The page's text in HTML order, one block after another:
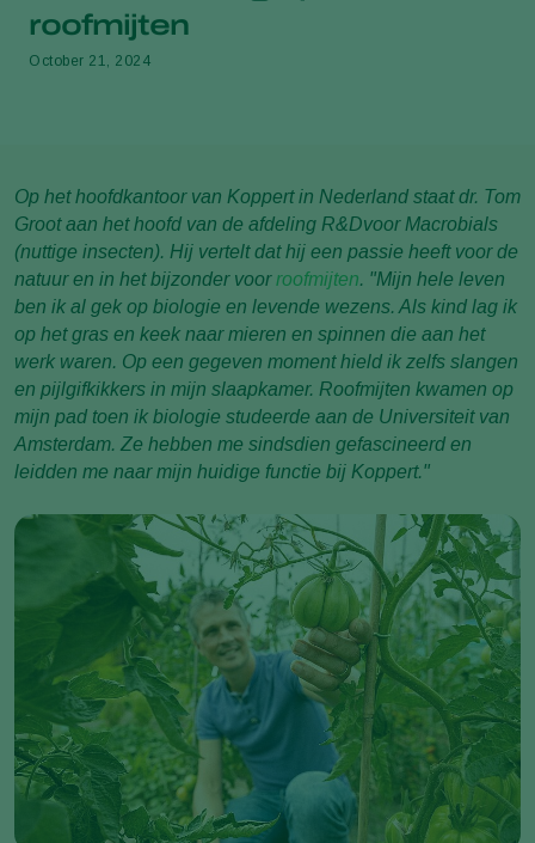
roofmijten
October 21, 2024
Op het hoofdkantoor van Koppert in Nederland staat dr. Tom
Groot aan het hoofd van de afdeling R&Dvoor Macrobials
(nuttige insecten). Hij vertelt dat hij een passie heeft voor de
natuur en in het bijzonder voorroofmijten. "Mijn hele leven
ben ik al gek op biologie en levende wezens. Als kind lag ik
op het gras en keek naar mieren en spinnen die aan het
werk waren. Op een gegeven moment hield ik zelfs slangen
en pijlgifkikkers in mijn slaapkamer. Roofmijten kwamen op
mijn pad toen ik biologie studeerde aan de Universiteit van
Amsterdam. Ze hebben me sindsdien gefascineerd en
leidden me naar mijn huidige functie bij Koppert."